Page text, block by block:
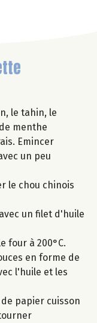
le tahin, le
menthe
Emincer
un peu
le chou chinois
un filet d'huile
four à 200°C.
en forme de
l'huile et les
papier cuisson